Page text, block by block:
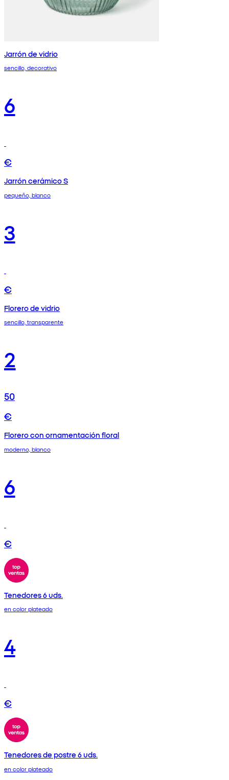
Jarrón de vidrio
sencillo, decorativo
6
€
Jarrón cerámico S
pequeño, blanco
3
€
Florero de vidrio
sencillo, transparente
2
50
€
Florero con ornamentación floral
moderno, blanco
6
€
Tenedores 6 uds.
en color plateado
4
€
Tenedores de postre 6 uds.
en color plateado